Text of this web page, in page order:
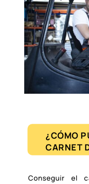
¿CÓMO
CARNET
Conseguir el